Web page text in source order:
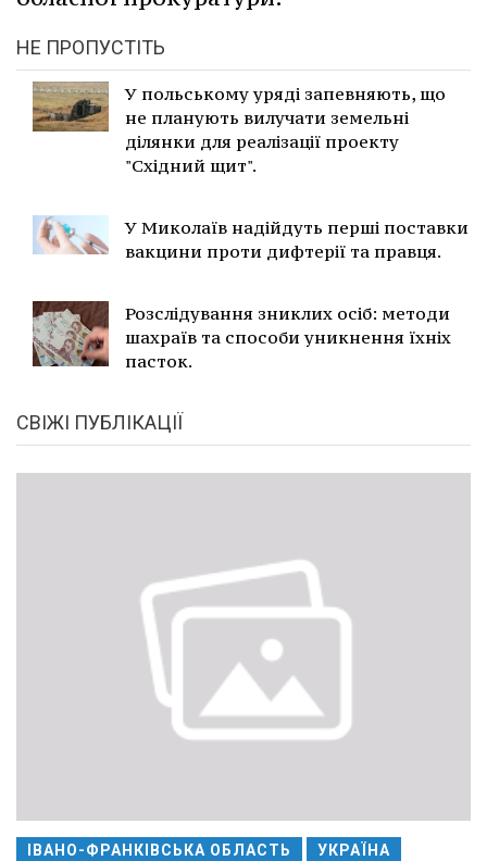
НЕ ПРОПУСТІТЬ
У польському уряді запевняють, що
не планують вилучати земельні
ділянки для реалізації проекту
"Східний щит".
У Миколаїв надійдуть перші поставки
вакцини проти дифтерії та правця.
Розслідування зниклих осіб: методи
шахраїв та способи уникнення їхніх
пасток.
СВІЖІ ПУБЛІКАЦІЇ
ІВАНО-ФРАНКІВСЬКА ОБЛАСТЬ УКРАЇНА